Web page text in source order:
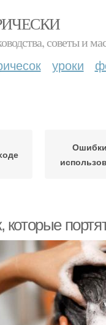
советы и
уроки